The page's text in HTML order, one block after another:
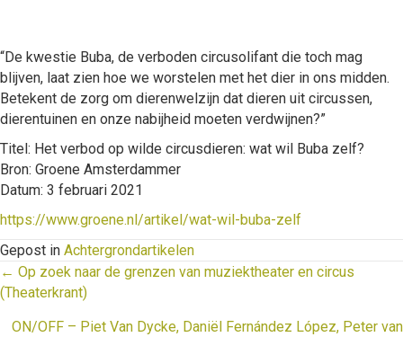
“De kwestie Buba, de verboden circusolifant die toch mag
blijven, laat zien hoe we worstelen met het dier in ons midden.
Betekent de zorg om dierenwelzijn dat dieren uit circussen,
dierentuinen en onze nabijheid moeten verdwijnen?”
Titel: Het verbod op wilde circusdieren: wat wil Buba zelf?
Bron: Groene Amsterdammer
Datum: 3 februari 2021
https://www.groene.nl/artikel/wat-wil-buba-zelf
Gepost in Achtergrondartikelen
Posts
navigation
← Op zoek naar de grenzen van muziektheater en circus
(Theaterkrant)
ON/OFF – Piet Van Dycke, Daniël Fernández López, Peter van